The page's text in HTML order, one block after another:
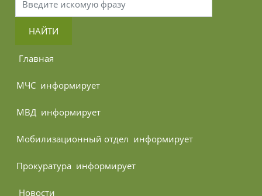
НАЙТИ
Главная
МЧС информирует
МВД информирует
Мобилизационный отдел информирует
Прокуратура информирует
Новости